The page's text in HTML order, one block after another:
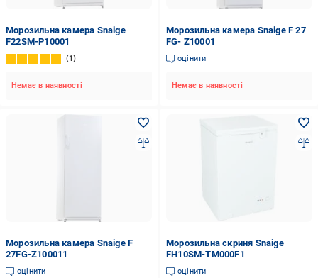
Морозильна камера Snaige
F22SM-P10001
1
Немає в наявності
Морозильна камера Snaige F 27
FG- Z10001
оцінити
Немає в наявності
Морозильна камера Snaige F
27FG-Z100011
оцінити
Морозильна скриня Snaige
FH10SM-TM000F1
оцінити